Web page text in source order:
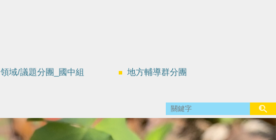
領域/議題分團_國中組 地方輔導群分團